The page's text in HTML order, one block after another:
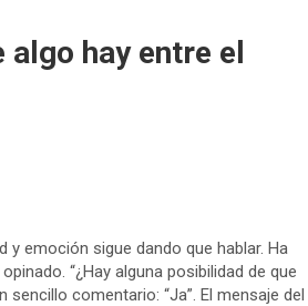
algo hay entre el
y emoción sigue dando que hablar. Ha
“¿Hay alguna posibilidad de que
comentario: “Ja”. El mensaje del